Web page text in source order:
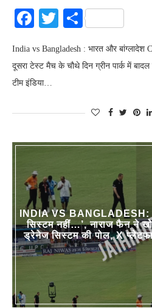
Facebook
Twitter
Share
India vs Bangladesh : भारत और बांग्लादेश
दूसरा टेस्‍ट मैच के चौथे दिन ग्रीन पार्क में
टीम इंडिया…
INDIA VS BANGLADESH:
सिस्टम नहीं…’, नाराज फैन ने
ड्रेनेज सिस्‍टम की पोल, X